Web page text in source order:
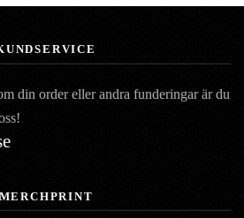
din order eller andra funderingar är du
MERCHPRINT